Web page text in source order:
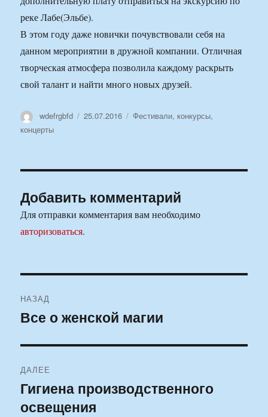
реке Лабе(Эльбе).
В этом году даже новички почувствовали себя на
данном мероприятии в дружной компании. Отличная
творческая атмосфера позволила каждому раскрыть
свой талант и найти много новых друзей.
Автор
wdefrgbfd Опубликовано
25.07.2016 Рубрики
Фестивали, конкурсы,
концерты
Добавить комментарий
Для отправки комментария вам необходимо
авторизоваться.
по
НАЗАД
Предыдущая
Все о женской магии
ДАЛЕЕ
Следующая
запись:
Гигиена производственного
освещения